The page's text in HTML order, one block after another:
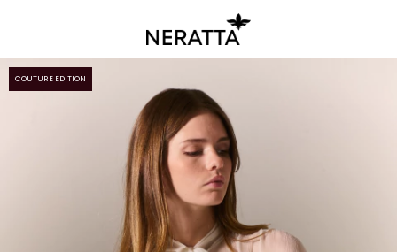
COUTURE EDITION